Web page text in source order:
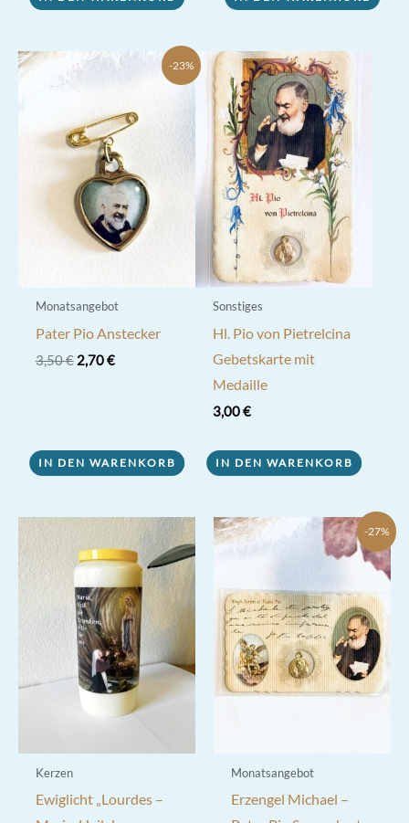
-23%
Monatsangebot
Pater Pio Anstecker
3,50€ Ursprünglicher
2,70€Aktueller
IN DEN WARENKORB
Sonstiges
Hl. Pio von Pietrelcina
Gebetskarte mit
Medaille
3,00€
IN DEN WARENKORB
Kerzen
Ewiglicht „Lourdes –
-27%
Monatsangebot
Erzengel Michael –